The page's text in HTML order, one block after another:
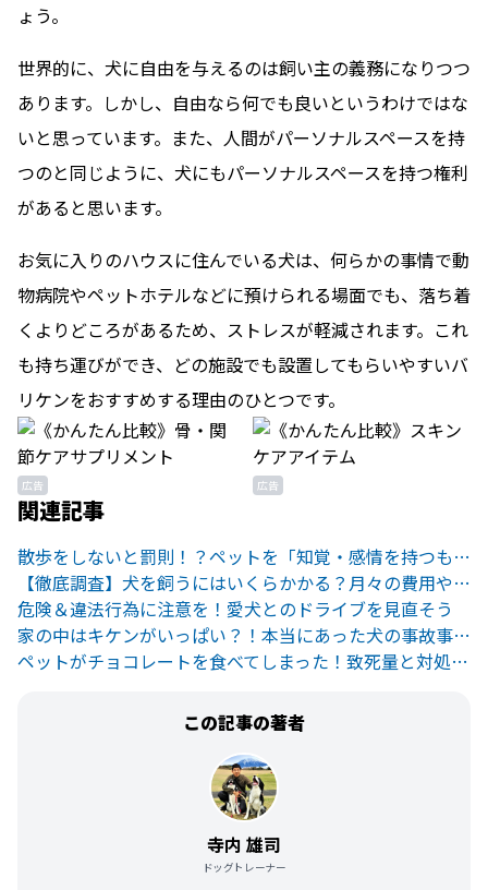
ょう。
世界的に、犬に自由を与えるのは飼い主の義務になりつつ
あります。しかし、自由なら何でも良いというわけではな
いと思っています。また、人間がパーソナルスペースを持
つのと同じように、犬にもパーソナルスペースを持つ権利
があると思います。
お気に入りのハウスに住んでいる犬は、何らかの事情で動
物病院やペットホテルなどに預けられる場面でも、落ち着
くよりどころがあるため、ストレスが軽減されます。これ
も持ち運びができ、どの施設でも設置してもらいやすいバ
リケンをおすすめする理由のひとつです。
広告 広告
関連記事
散歩をしないと罰則！？ペットを「知覚・感情を持つもの」として扱ったオーストラリアの新法律
【徹底調査】犬を飼うにはいくらかかる？月々の費用や予想外の出費も
危険＆違法行為に注意を！愛犬とのドライブを見直そう
家の中はキケンがいっぱい？！本当にあった犬の事故事例と対策
ペットがチョコレートを食べてしまった！致死量と対処法について
この記事の著者
寺内 雄司
ドッグトレーナー